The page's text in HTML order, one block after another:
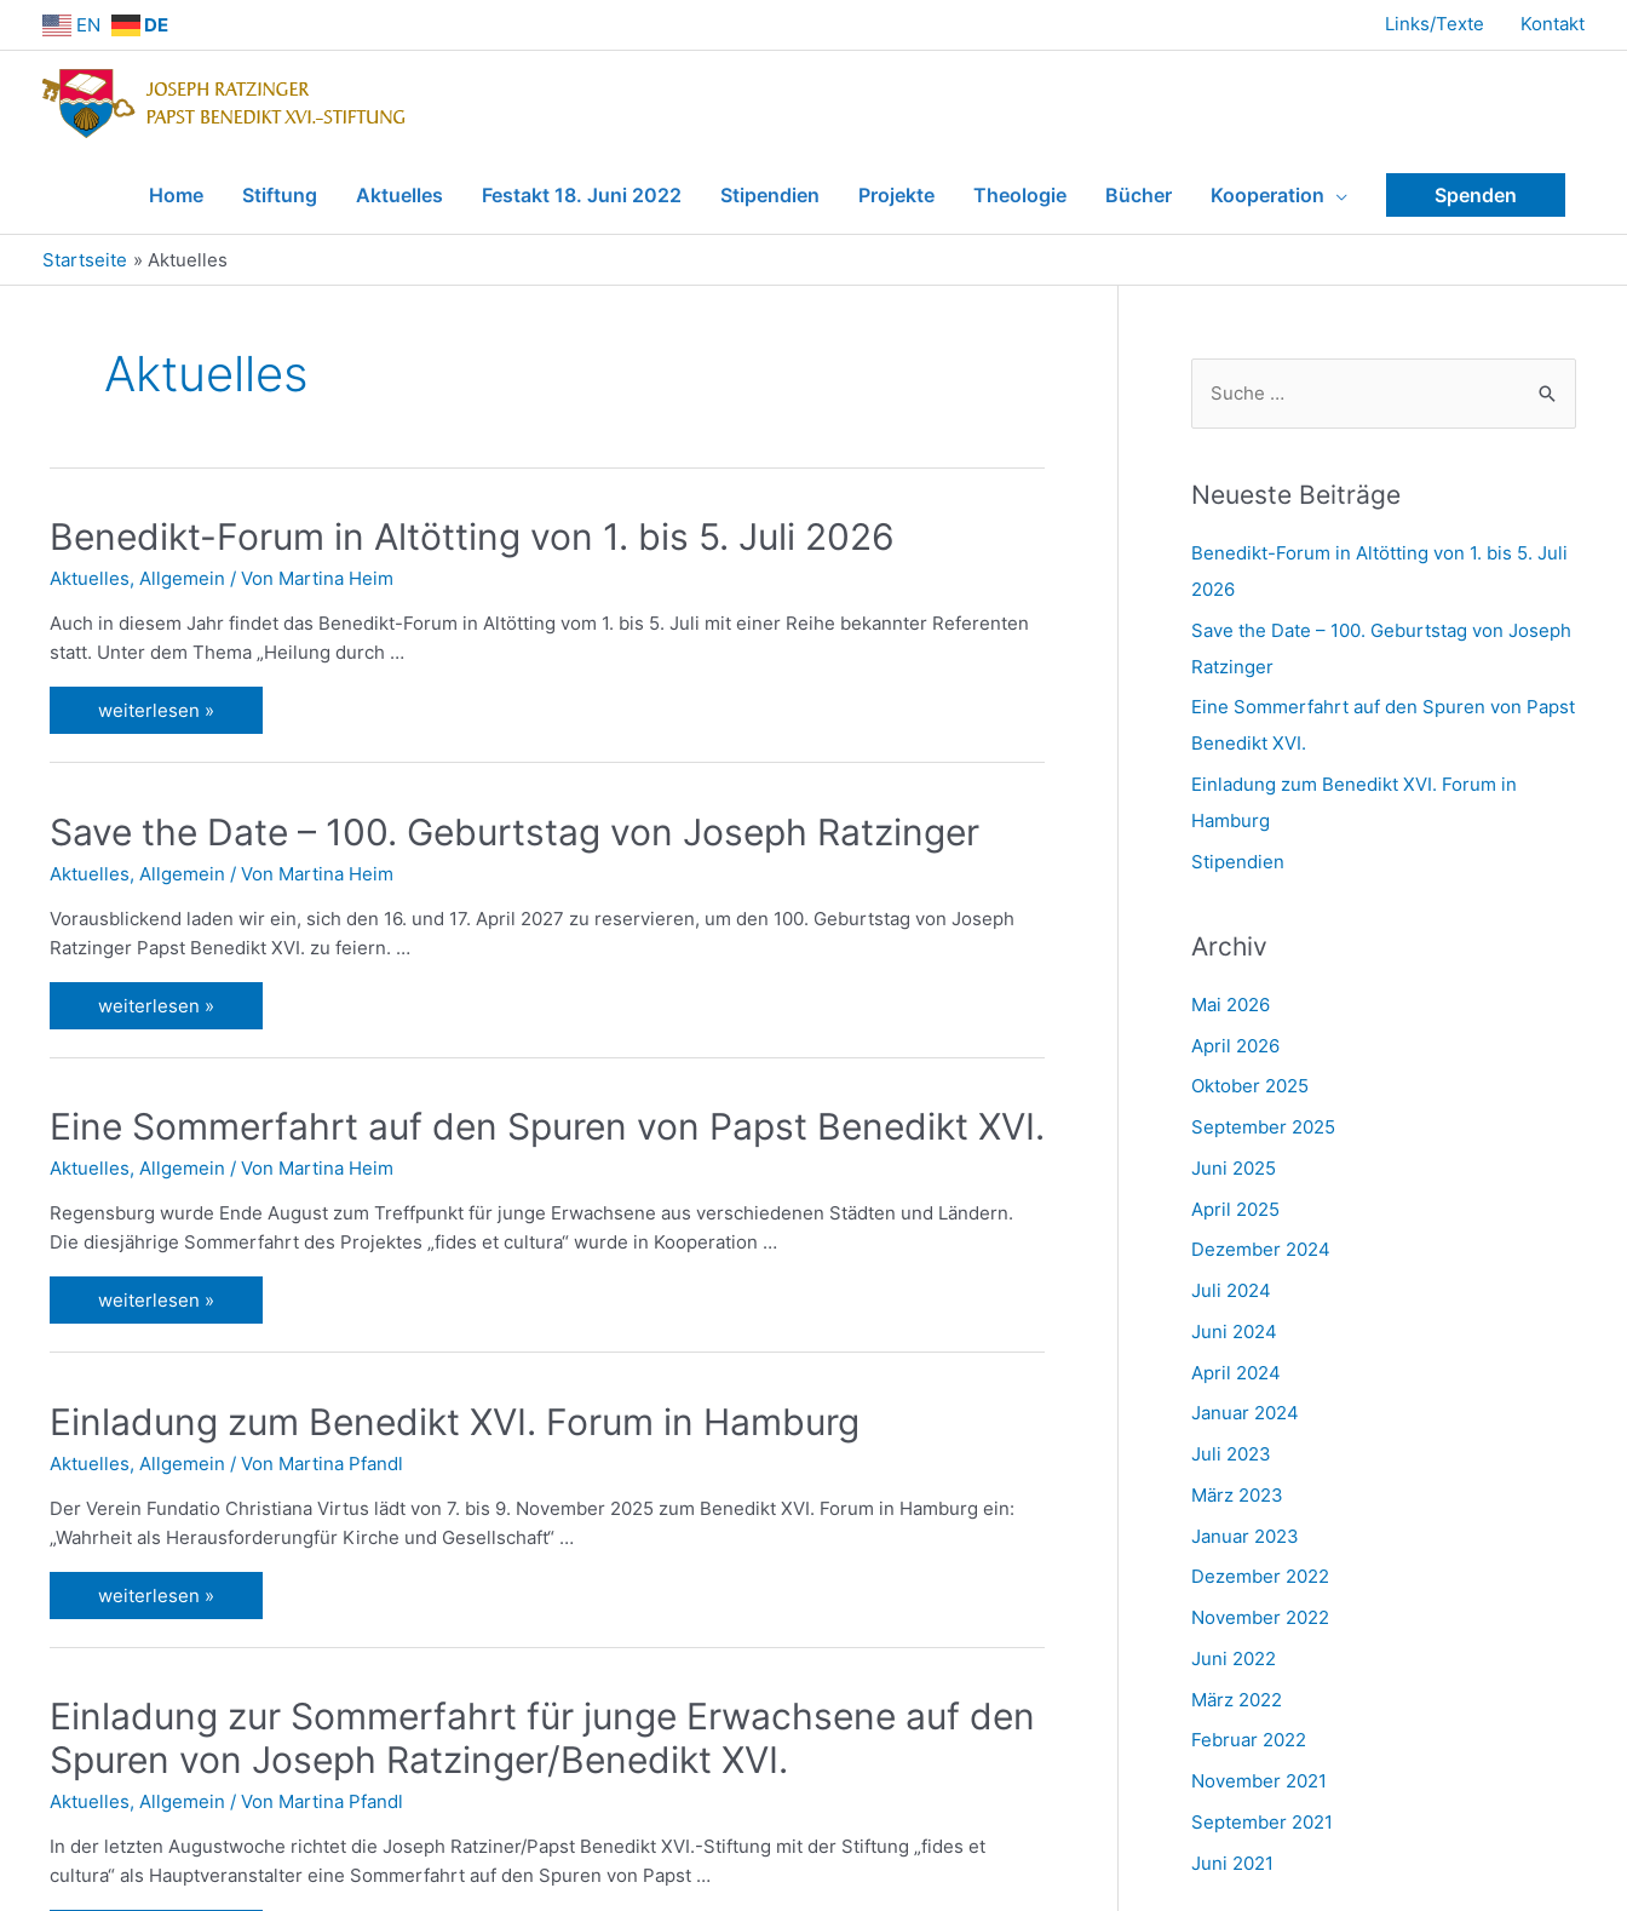
EN DE Links/Texte Kontakt
Home Stiftung Aktuelles Festakt 18. Juni 2022 Stipendien Projekte Theologie Bücher Kooperation Spenden
Startseite Aktuelles
Aktuelles
Benedikt-Forum in Altötting von 1. bis 5. Juli 2026
Aktuelles, Allgemein / Von Martina Heim
Auch in diesem Jahr findet das Benedikt-Forum in Altötting vom 1. bis 5. Juli mit einer Reihe bekannter Referenten
statt. Unter dem Thema „Heilung durch …
weiterlesen »
Save the Date – 100. Geburtstag von Joseph Ratzinger
Aktuelles, Allgemein / Von Martina Heim
Vorausblickend laden wir ein, sich den 16. und 17. April 2027 zu reservieren, um den 100. Geburtstag von Joseph
Ratzinger Papst Benedikt XVI. zu feiern. …
weiterlesen »
Eine Sommerfahrt auf den Spuren von Papst Benedikt XVI.
Aktuelles, Allgemein / Von Martina Heim
Regensburg wurde Ende August zum Treffpunkt für junge Erwachsene aus verschiede­nen Städten und Ländern.
Die diesjährige Sommerfahrt des Projektes „fides et cultura“ wurde in Kooperation …
weiterlesen »
Einladung zum Benedikt XVI. Forum in Hamburg
Aktuelles, Allgemein / Von Martina Pfandl
Der Verein Fundatio Christiana Virtus lädt von 7. bis 9. November 2025 zum Benedikt XVI. Forum in Hamburg ein:
„Wahrheit als Herausforderungfür Kirche und Gesellschaft“ …
weiterlesen »
Einladung zur Sommerfahrt für junge Erwachsene auf den
Spuren von Joseph Ratzinger/Benedikt XVI.
Aktuelles, Allgemein / Von Martina Pfandl
In der letzten Augustwoche richtet die Joseph Ratziner/Papst Benedikt XVI.-Stiftung mit der Stiftung „fides et
cultura“ als Hauptveranstalter eine Sommerfahrt auf den Spuren von Papst …
Neueste Beiträge
Benedikt-Forum in Altötting von 1. bis 5. Juli
2026
Save the Date – 100. Geburtstag von Joseph
Ratzinger
Eine Sommerfahrt auf den Spuren von Papst
Benedikt XVI.
Einladung zum Benedikt XVI. Forum in
Hamburg
Stipendien
Archiv
Mai 2026
April 2026
Oktober 2025
September 2025
Juni 2025
April 2025
Dezember 2024
Juli 2024
Juni 2024
April 2024
Januar 2024
Juli 2023
März 2023
Januar 2023
Dezember 2022
November 2022
Juni 2022
März 2022
Februar 2022
November 2021
September 2021
Juni 2021